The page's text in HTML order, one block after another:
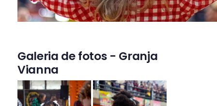
Galeria de fotos - Granja
Vianna